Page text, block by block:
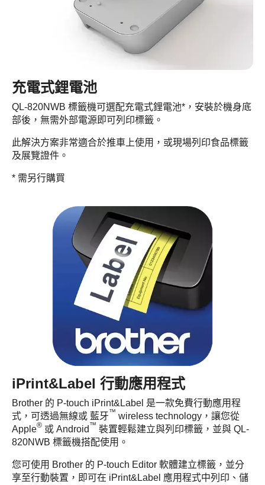
充電式鋰電池
QL-820NWB 標籤機可選配充電式鋰電池*，安裝於機身底
部後，無需外部電源即可列印標籤。
此解決方案非常適合於推車上使用，或現場列印食品標籤
及展覽證件。
* 需另行購買
iPrint&Label 行動應用程式
Brother 的 P-touch iPrint&Label 是一款免費行動應用程
式，可透過無線或 藍牙™ wireless technology，讓您從
Apple® 或 Android ™ 裝置輕鬆建立與列印標籤，並與 QL-
820NWB 標籤機搭配使用。
您可使用 Brother 的 P-touch Editor 軟體建立標籤，並分
享至行動裝置，即可在 iPrint&Label 應用程式中列印、儲